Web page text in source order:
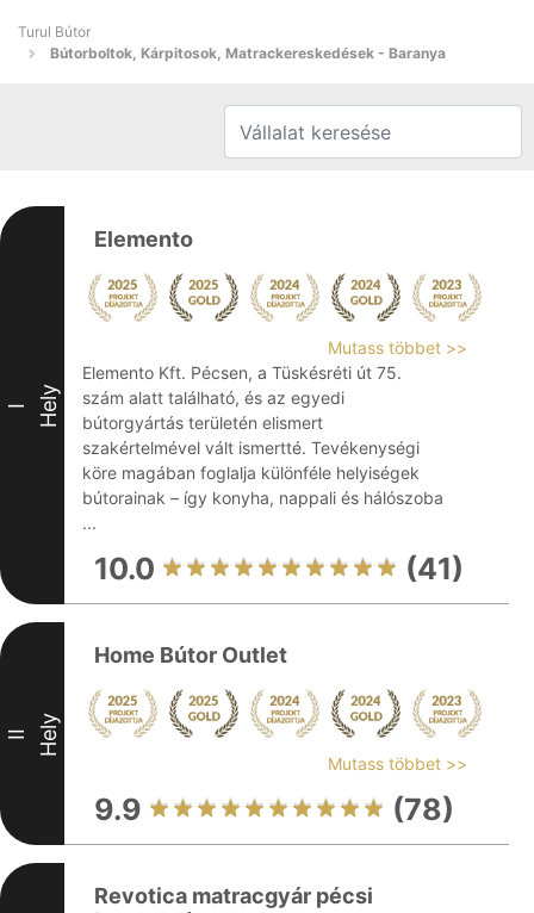
Turul Bútor
Bútorboltok, Kárpitosok, Matrackereskedések - Baranya
I Hely
Elemento
Mutass többet >>
Elemento Kft. Pécsen, a Tüskésréti út 75.
szám alatt található, és az egyedi
bútorgyártás területén elismert
szakértelmével vált ismertté. Tevékenységi
köre magában foglalja különféle helyiségek
bútorainak – így konyha, nappali és hálószoba
...
10.0 (41)
II Hely
Home Bútor Outlet
Mutass többet >>
9.9 (78)
Revotica matracgyár pécsi